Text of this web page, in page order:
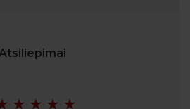
Atsiliepimai